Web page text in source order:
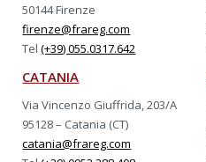
50144 Firenze
firenze@frareg.com
Tel(+39) 055.0317.642
CATANIA
Via Vincenzo Giuffrida, 203/A
95128 – Catania (CT)
catania@frareg.com